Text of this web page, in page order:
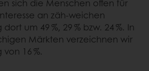
sich die Menschen offen für
an zäh-weichen
um 49 %, 29 % bzw. 24 %. In
Märkten verzeichnen wir
16 %.